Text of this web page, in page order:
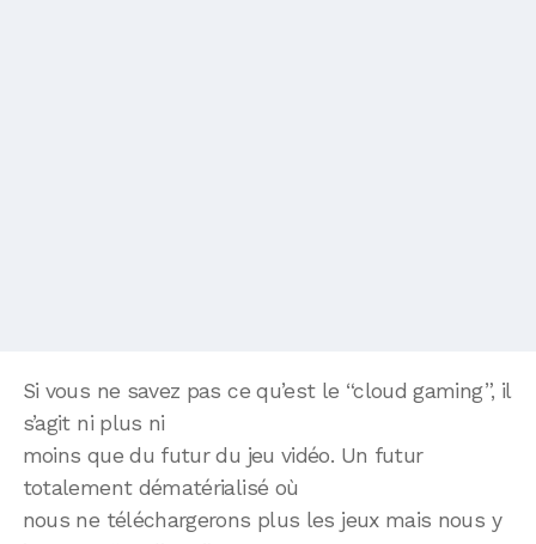
Si vous ne savez pas ce qu’est le “cloud gaming”, il
s’agit ni plus ni
moins que du futur du jeu vidéo. Un futur
totalement dématérialisé où
nous ne téléchargerons plus les jeux mais nous y